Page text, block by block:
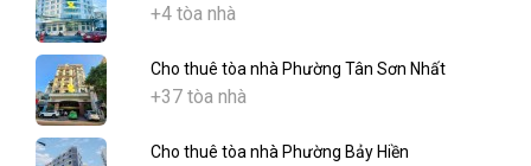
+4 tòa nhà
Cho thuê tòa nhà Phường Tân Sơn Nhất
+37 tòa nhà
Cho thuê tòa nhà Phường Bảy Hiền